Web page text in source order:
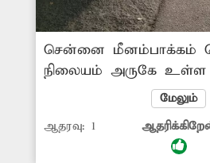
சென்னை மீனம்பாக்கம்
நிலையம் அருகே
நிறுத்தத்தில் தடுப்புகள்
போடப்பட்டுள்ளது.
வரும் பயணிகள், பஸ் ஏற
தவிக்கின்றனர். எனவே
மேலும்
ஆதரவு: 1